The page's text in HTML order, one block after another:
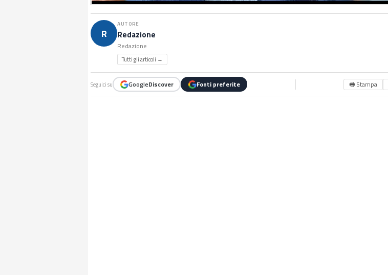
R
AUTORE
Redazione
Redazione
Tutti gli articoli →
Seguici su GoogleDiscover Fonti preferite 🖶 Stampa